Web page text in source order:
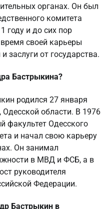
органах. Он был
комитета
году и до сих пор
своей карьеры
заслуги от государства.
Бастрыкина?
родился 27 января
Одесской области. В 1976
факультет Одесского
и начал свою карьеру
Он занимал
в МВД и ФСБ, а в
руководителя
Федерации.
Бастрыкин в